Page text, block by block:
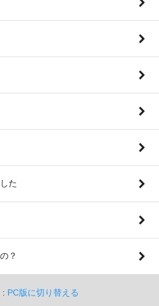
た
？
: PC版に切り替える